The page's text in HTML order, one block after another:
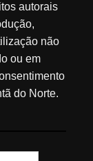
autorais
não
ou em
do Norte.